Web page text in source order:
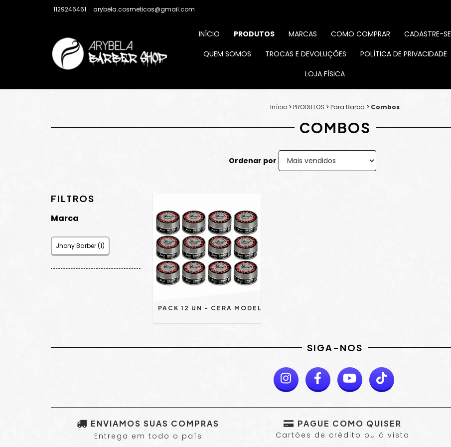
1129246461 arybela.cosmeticos@gmail.com
INÍCIO PRODUTOS MARCAS COMO COMPRAR
CADASTRE-SE
QUEM SOMOS
TROCAS E DEVOLUÇÕES
POLÍTICA DE PRIVACIDADE
LOJA FÍSICA
Início >PRODUTOS > Para Barba > Combos
COMBOS
Ordenar por
FILTROS
Marca
Jhony Barber (1)
SIGA-NOS
ENVIAMOS SUAS COMPRAS
Entrega em todo o país
PAGUE COMO QUISER
Cartões de crédito ou à vista